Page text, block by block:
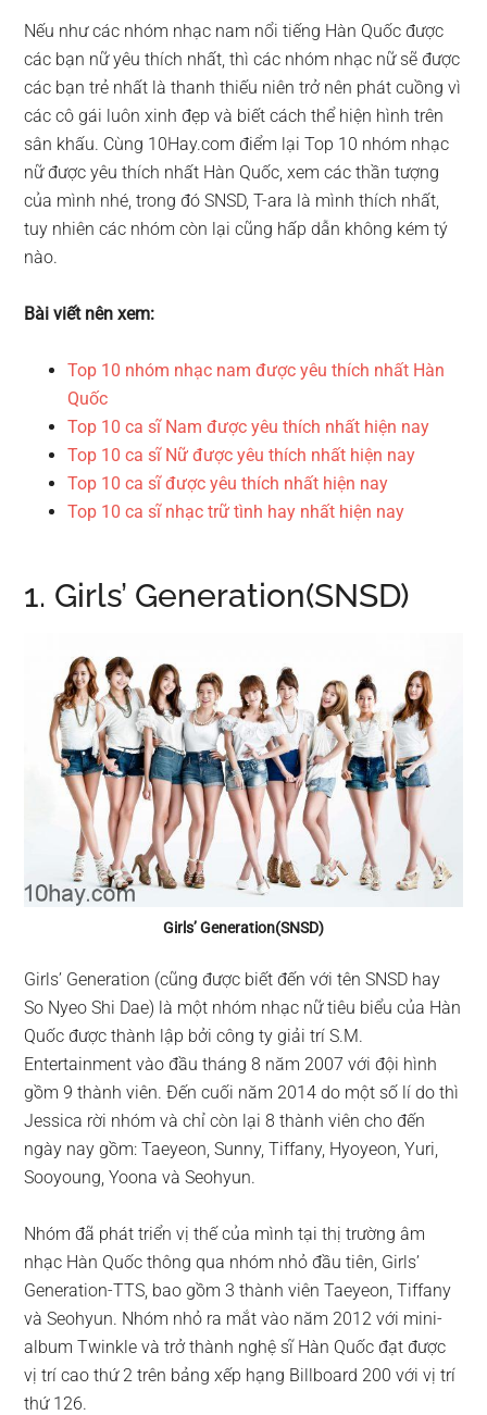
Nếu như các nhóm nhạc nam nổi tiếng Hàn Quốc được
các bạn nữ yêu thích nhất, thì các nhóm nhạc nữ sẽ được
các bạn trẻ nhất là thanh thiếu niên trở nên phát cuồng vì
các cô gái luôn xinh đẹp và biết cách thể hiện hình trên
sân khấu. Cùng 10Hay.com điểm lại Top 10 nhóm nhạc
nữ được yêu thích nhất Hàn Quốc, xem các thần tượng
của mình nhé, trong đó SNSD, T-ara là mình thích nhất,
tuy nhiên các nhóm còn lại cũng hấp dẫn không kém tý
nào.
Bài viết nên xem:
Top 10 nhóm nhạc nam được yêu thích nhất Hàn
Quốc
Top 10 ca sĩ Nam được yêu thích nhất hiện nay
Top 10 ca sĩ Nữ được yêu thích nhất hiện nay
Top 10 ca sĩ được yêu thích nhất hiện nay
Top 10 ca sĩ nhạc trữ tình hay nhất hiện nay
1. Girls’ Generation(SNSD)
Girls’ Generation(SNSD)
Girls’ Generation (cũng được biết đến với tên SNSD hay
So Nyeo Shi Dae) là một nhóm nhạc nữ tiêu biểu của Hàn
Quốc được thành lập bởi công ty giải trí S.M.
Entertainment vào đầu tháng 8 năm 2007 với đội hình
gồm 9 thành viên. Đến cuối năm 2014 do một số lí do thì
Jessica rời nhóm và chỉ còn lại 8 thành viên cho đến
ngày nay gồm: Taeyeon, Sunny, Tiffany, Hyoyeon, Yuri,
Sooyoung, Yoona và Seohyun.
Nhóm đã phát triển vị thế của mình tại thị trường âm
nhạc Hàn Quốc thông qua nhóm nhỏ đầu tiên, Girls’
Generation-TTS, bao gồm 3 thành viên Taeyeon, Tiffany
và Seohyun. Nhóm nhỏ ra mắt vào năm 2012 với mini-
album Twinkle và trở thành nghệ sĩ Hàn Quốc đạt được
vị trí cao thứ 2 trên bảng xếp hạng Billboard 200 với vị trí
thứ 126.